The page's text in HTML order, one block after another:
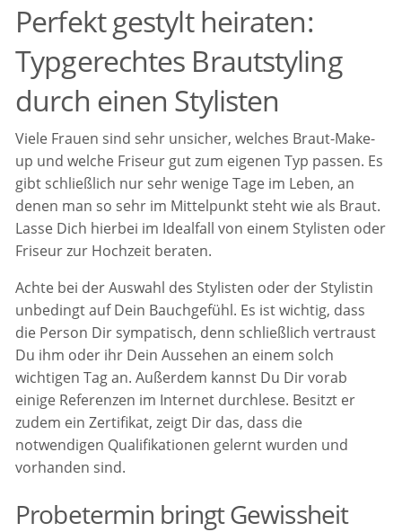
Perfekt gestylt heiraten:
Typgerechtes Brautstyling
durch einen Stylisten
Viele Frauen sind sehr unsicher, welches Braut-Make-
up und welche Friseur gut zum eigenen Typ passen. Es
gibt schließlich nur sehr wenige Tage im Leben, an
denen man so sehr im Mittelpunkt steht wie als Braut.
Lasse Dich hierbei im Idealfall von einem Stylisten oder
Friseur zur Hochzeit beraten.
Achte bei der Auswahl des Stylisten oder der Stylistin
unbedingt auf Dein Bauchgefühl. Es ist wichtig, dass
die Person Dir sympatisch, denn schließlich vertraust
Du ihm oder ihr Dein Aussehen an einem solch
wichtigen Tag an. Außerdem kannst Du Dir vorab
einige Referenzen im Internet durchlese. Besitzt er
zudem ein Zertifikat, zeigt Dir das, dass die
notwendigen Qualifikationen gelernt wurden und
vorhanden sind.
Probetermin bringt Gewissheit